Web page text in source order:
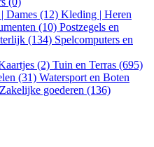
Dames (12) Kleding | Heren
(10) Postzegels en
(134) Spelcomputers en
(2) Tuin en Terras (695)
(31) Watersport en Boten
Zakelijke goederen (136)